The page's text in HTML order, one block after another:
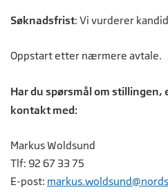
Søknadsfrist: Vi vurderer
Oppstart etter nærmere avtale.
Har du spørsmål om stillingen,
kontakt med:
Markus Woldsund
Tlf: 92 67 33 75
E-post: